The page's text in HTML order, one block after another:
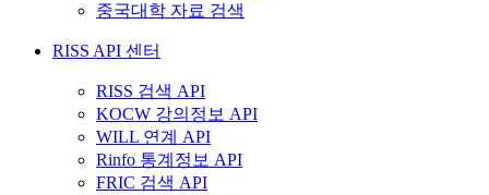
중국대학 자료 검색
RISS API 센터
RISS 검색 API
KOCW 강의정보 API
WILL 연계 API
Rinfo 통계정보 API
FRIC 검색 API